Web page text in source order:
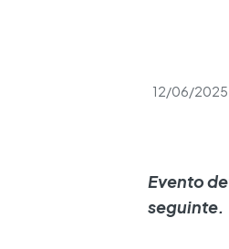
12/06/2025
Evento
seguinte.